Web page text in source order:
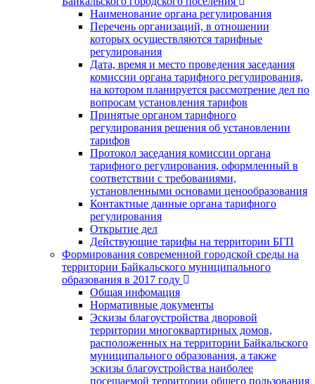
Наименование органа регулирования
Перечень организаций, в отношении
которых осуществляются тарифные
регулирования
Дата, время и место проведения заседания
комиссии органа тарифного регулирования,
на котором планируется рассмотрение дел по
вопросам установления тарифов
Принятые органом тарифного
регулирования решения об установлении
тарифов
Протокол заседания комиссии органа
тарифного регулирования, оформленный в
соответствии с требованиями,
установленными основами ценообразования
Контактные данные органа тарифного
регулирования
Открытие дел
Действующие тарифы на территории БГП
Формирования современной городской среды на
территории Байкальского муниципального
образования в 2017 году
Общая инфомация
Нормативные документы
Эскизы благоустройства дворовой
территории многоквартирных домов,
расположенных на территории Байкальского
муниципального образования, а также
эскизы благоустройства наиболее
посещаемой территории общего пользования